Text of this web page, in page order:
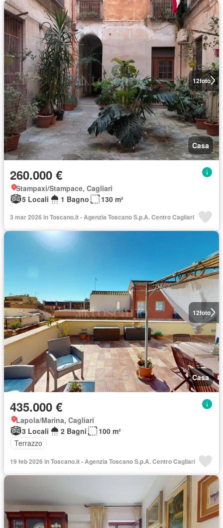
12foto
Casa
260.000 €
Stampaxi/Stampace, Cagliari
5 Locali
1 Bagno 130 m²
3 mar 2026 in Toscano.it - Agenzia Toscano S.p.A. Centro Cagliari
12foto
Casa
435.000 €
Lapola/Marina, Cagliari
3 Locali
2 Bagni
100 m²
Terrazzo
19 feb 2026 in Toscano.it - Agenzia Toscano S.p.A. Centro Cagliari